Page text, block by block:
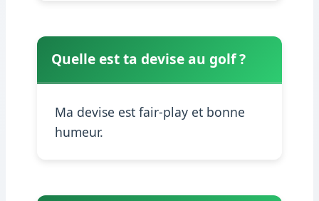
Quelle est ta devise au golf ?
Ma devise est fair-play et bonne
humeur.